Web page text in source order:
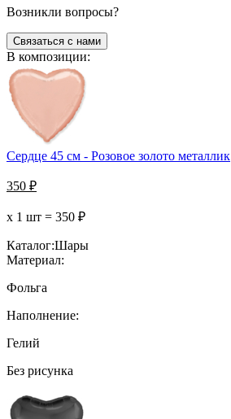
Возникли вопросы?
Связаться с нами
В композиции:
Сердце 45 см - Розовое золото металлик
350 ₽
х 1 шт = 350 ₽
Каталог:Шары
Материал:
Фольга
Наполнение:
Гелий
Без рисунка